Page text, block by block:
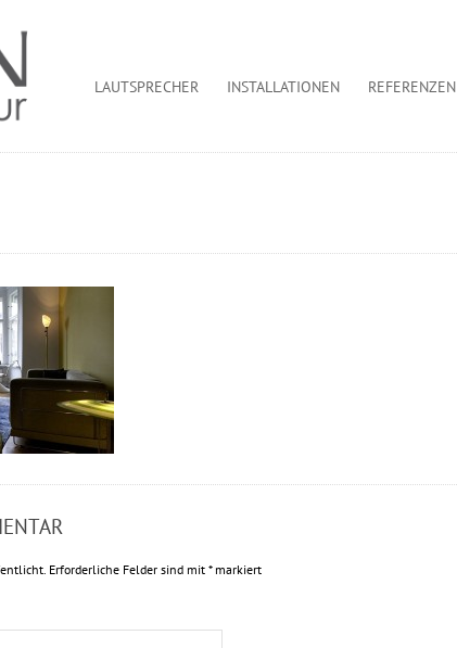
LAUTSPRECHER INSTALLATIONEN REFERENZEN
Erforderliche Felder sind mit *markiert